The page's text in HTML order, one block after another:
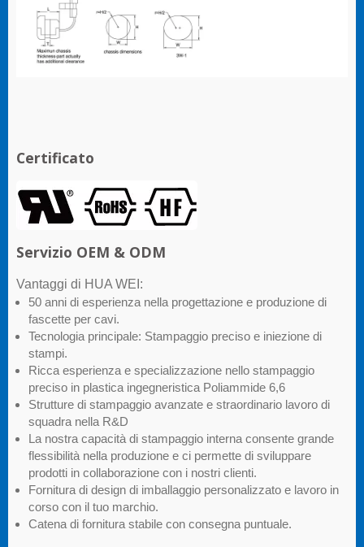
Certificato
Servizio OEM & ODM
Vantaggi di HUA WEI:
50 anni di esperienza nella progettazione e produzione di
fascette per cavi.
Tecnologia principale: Stampaggio preciso e iniezione di
stampi.
Ricca esperienza e specializzazione nello stampaggio
preciso in plastica ingegneristica Poliammide 6,6
Strutture di stampaggio avanzate e straordinario lavoro di
squadra nella R&D
La nostra capacità di stampaggio interna consente grande
flessibilità nella produzione e ci permette di sviluppare
prodotti in collaborazione con i nostri clienti.
Fornitura di design di imballaggio personalizzato e lavoro in
corso con il tuo marchio.
Catena di fornitura stabile con consegna puntuale.